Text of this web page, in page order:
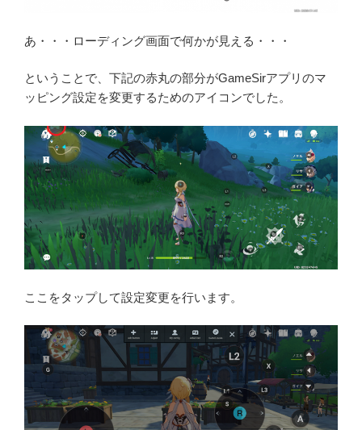
あ・・・ローディング画面で何かが見える・・・
ということで、下記の赤丸の部分がGameSirアプリのマ
ッピング設定を変更するためのアイコンでした。
ここをタップして設定変更を行います。